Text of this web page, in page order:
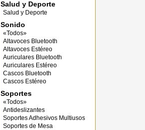
Salud y Deporte
Salud y Deporte
Sonido
«Todos»
Altavoces Bluetooth
Altavoces Estéreo
Auriculares Bluetooth
Auriculares Estéreo
Cascos Bluetooth
Cascos Estéreo
Soportes
«Todos»
Antideslizantes
Soportes Adhesivos Multiusos
Soportes de Mesa